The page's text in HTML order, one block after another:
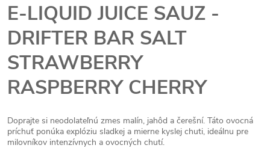
E-LIQUID JUICE SAUZ -
DRIFTER BAR SALT
STRAWBERRY
RASPBERRY CHERRY
Doprajte si neodolateľnú zmes malín, jahôd a čerešní. Táto ovocná
príchuť ponúka explóziu sladkej a mierne kyslej chuti, ideálnu pre
milovníkov intenzívnych a ovocných chutí.